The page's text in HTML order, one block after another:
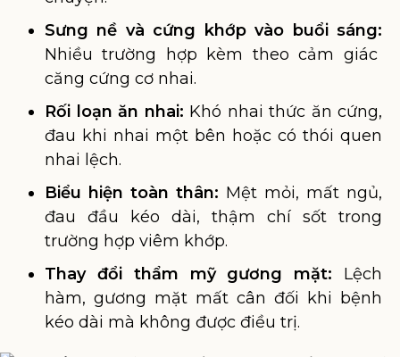
Sưng nề và cứng khớp vào buổi sáng:
Nhiều trường hợp kèm theo cảm giác
căng cứng cơ nhai.
Rối loạn ăn nhai: Khó nhai thức ăn cứng,
đau khi nhai một bên hoặc có thói quen
nhai lệch.
Biểu hiện toàn thân: Mệt mỏi, mất ngủ,
đau đầu kéo dài, thậm chí sốt trong
trường hợp viêm khớp.
Thay đổi thẩm mỹ gương mặt: Lệch
hàm, gương mặt mất cân đối khi bệnh
kéo dài mà không được điều trị.